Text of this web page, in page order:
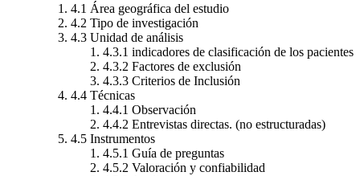
4.1 Área geográfica del estudio
4.2 Tipo de investigación
4.3 Unidad de análisis
4.3.1 indicadores de clasificación de los pacientes
4.3.2 Factores de exclusión
4.3.3 Criterios de Inclusión
4.4 Técnicas
4.4.1 Observación
4.4.2 Entrevistas directas. (no estructuradas)
4.5 Instrumentos
4.5.1 Guía de preguntas
4.5.2 Valoración y confiabilidad